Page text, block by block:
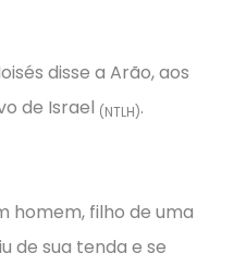
disse a Arão, aos
de Israel (NTLH).
homem, filho de uma
de sua tenda e se